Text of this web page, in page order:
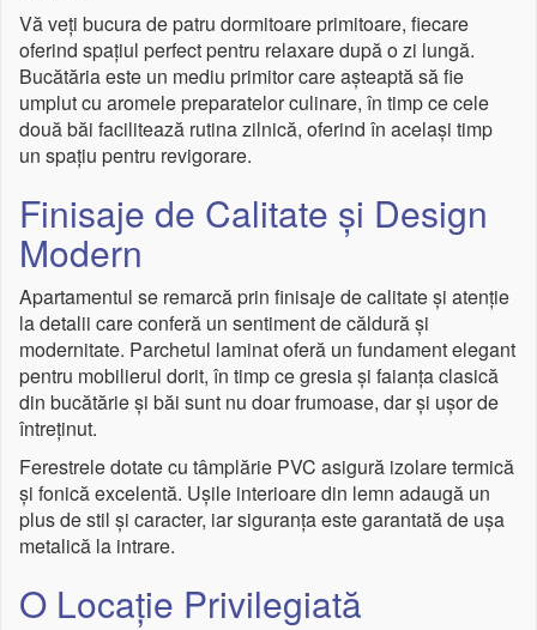
Vă veți bucura de patru dormitoare primitoare, fiecare
oferind spațiul perfect pentru relaxare după o zi lungă.
Bucătăria este un mediu primitor care așteaptă să fie
umplut cu aromele preparatelor culinare, în timp ce cele
două băi facilitează rutina zilnică, oferind în același timp
un spațiu pentru revigorare.
Finisaje de Calitate și Design
Modern
Apartamentul se remarcă prin finisaje de calitate și atenție
la detalii care conferă un sentiment de căldură și
modernitate. Parchetul laminat oferă un fundament elegant
pentru mobilierul dorit, în timp ce gresia și faianța clasică
din bucătărie și băi sunt nu doar frumoase, dar și ușor de
întreținut.
Ferestrele dotate cu tâmplărie PVC asigură izolare termică
și fonică excelentă. Ușile interioare din lemn adaugă un
plus de stil și caracter, iar siguranța este garantată de ușa
metalică la intrare.
O Locație Privilegiată